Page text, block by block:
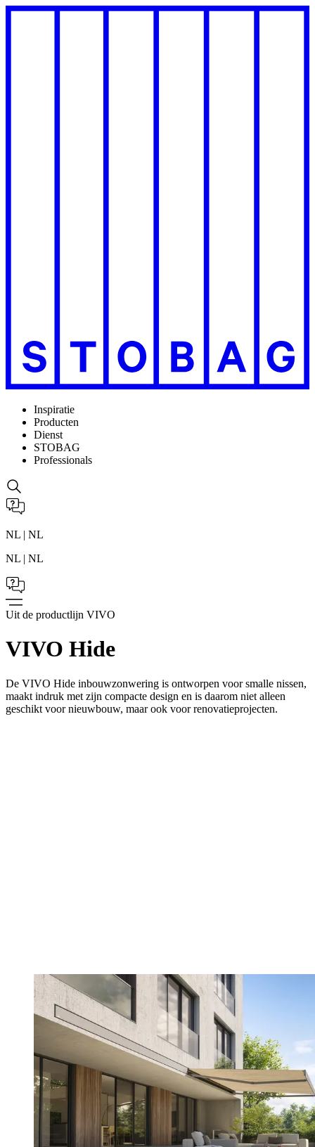
Inspiratie
Producten
Dienst
STOBAG
Professionals
NL | NL
NL | NL
Uit de productlijn VIVO
VIVO Hide
De VIVO Hide inbouwzonwering is ontworpen voor smalle nissen,
maakt indruk met zijn compacte design en is daarom niet alleen
geschikt voor nieuwbouw, maar ook voor renovatieprojecten.